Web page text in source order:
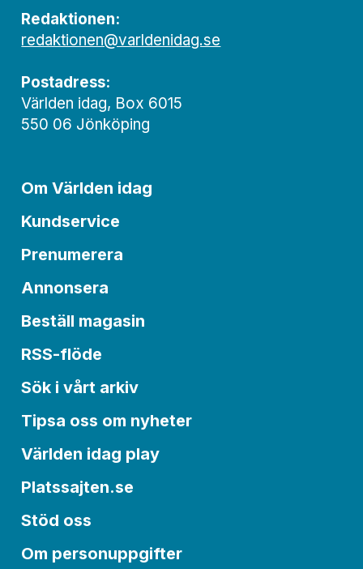
Redaktionen:
redaktionen@varldenidag.se
Postadress:
Världen idag, Box 6015
550 06 Jönköping
Om Världen idag
Kundservice
Prenumerera
Annonsera
Beställ magasin
RSS-flöde
Sök i vårt arkiv
Tipsa oss om nyheter
Världen idag play
Platssajten.se
Stöd oss
Om personuppgifter